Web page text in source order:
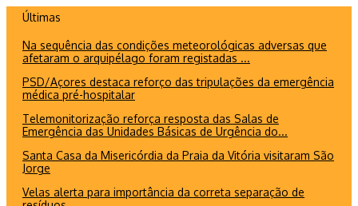
conteúdo
Últimas
Na sequência das condições meteorológicas adversas que
afetaram o arquipélago foram registadas ...
PSD/Açores destaca reforço das tripulações da emergência
médica pré-hospitalar
Telemonitorização reforça resposta das Salas de
Emergência das Unidades Básicas de Urgência do...
Santa Casa da Misericórdia da Praia da Vitória visitaram São
Jorge
Velas alerta para importância da correta separação de